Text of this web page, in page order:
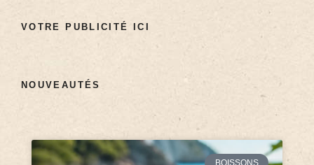
VOTRE PUBLICITÉ ICI
NOUVEAUTÉS